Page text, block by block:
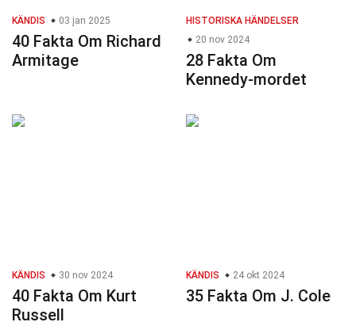
KÄNDIS 03 jan 2025
40 Fakta Om Richard
Armitage
HISTORISKA HÄNDELSER
20 nov 2024
28 Fakta Om
Kennedy-mordet
KÄNDIS 30 nov 2024
40 Fakta Om Kurt
Russell
KÄNDIS 24 okt 2024
35 Fakta Om J. Cole